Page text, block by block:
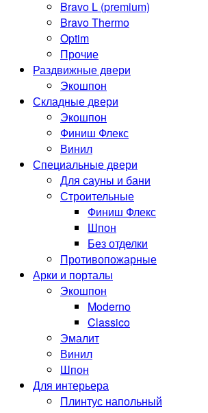
Bravo L (premium)
Bravo Thermo
Optim
Прочие
Раздвижные двери
Экошпон
Складные двери
Экошпон
Финиш Флекс
Винил
Специальные двери
Для сауны и бани
Строительные
Финиш Флекс
Шпон
Без отделки
Противопожарные
Арки и порталы
Экошпон
Moderno
Classico
Эмалит
Винил
Шпон
Для интерьера
Плинтус напольный